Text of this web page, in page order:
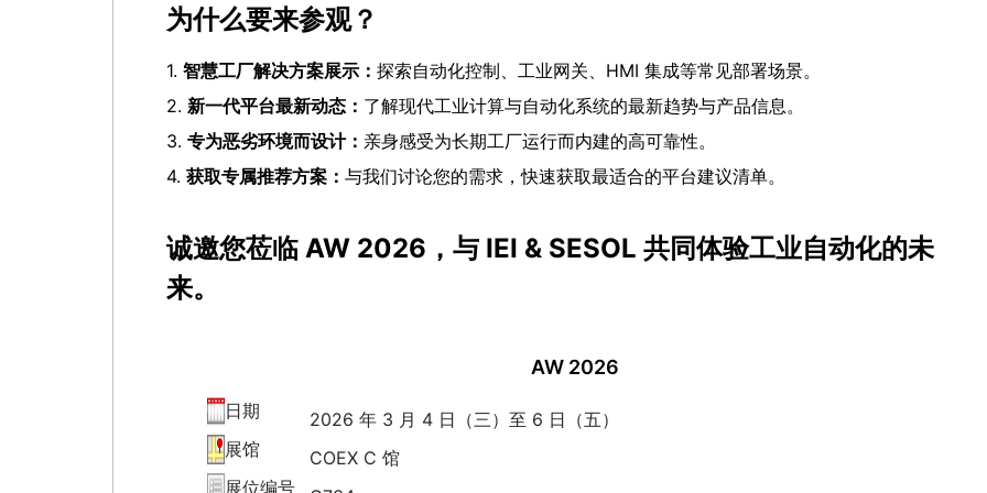
为什么要来参观？
1. 智慧工厂解决方案展示： 探索自动化控制、工业网关、HMI 集成等常见部署场景。
2. 新一代平台最新动态： 了解现代工业计算与自动化系统的最新趋势与产品信息。
3. 专为恶劣环境而设计： 亲身感受为长期工厂运行而内建的高可靠性。
4. 获取专属推荐方案： 与我们讨论您的需求，快速获取最适合的平台建议清单。
诚邀您莅临 AW 2026，与 IEI & SESOL 共同体验工业自动化的未
来。
AW 2026
日期
2026 年 3 月 4 日（三）至 6 日（五）
展馆
COEX C 馆
展位编号